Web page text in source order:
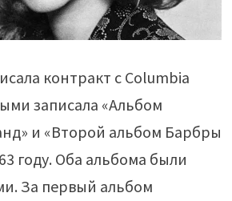
контракт с Columbia
записала «Альбом
и «Второй альбом Барбры
году. Оба альбома были
За первый альбом